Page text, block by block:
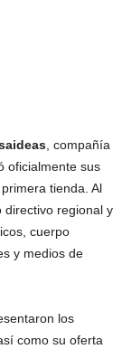
, compañía
oficialmente sus
tienda. Al
directivo regional y
cuerpo
y medios de
los
como su oferta